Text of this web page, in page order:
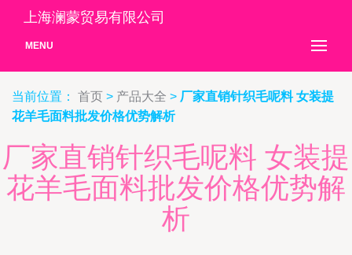
上海澜蒙贸易有限公司
MENU
当前位置： 首页 > 产品大全 > 厂家直销针织毛呢料 女装提
花羊毛面料批发价格优势解析
厂家直销针织毛呢料 女装提
花羊毛面料批发价格优势解
析